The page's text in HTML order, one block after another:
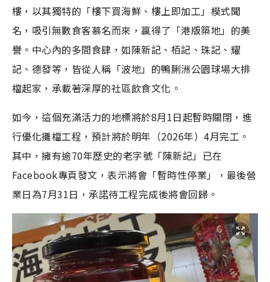
樓，以其獨特的「樓下買海鮮、樓上即加工」模式聞
名，吸引無數食客慕名而來，贏得了「港版築地」的美
譽。中心內的多間食肆，如陳新記、栢記、珠記、耀
記、德發等，皆從人稱「波地」的鴨脷洲公園球場大排
檔起家，承載著深厚的社區飲食文化。
如今，這個充滿活力的地標將於8月1日起暫時關閉，進
行優化攤檔工程，預計將於明年（2026年）4月完工。
其中，擁有逾70年歷史的老字號「陳新記」已在
Facebook專頁發文，表示將會「暫時性停業」，最後營
業日為7月31日，承諾待工程完成後將會回歸。